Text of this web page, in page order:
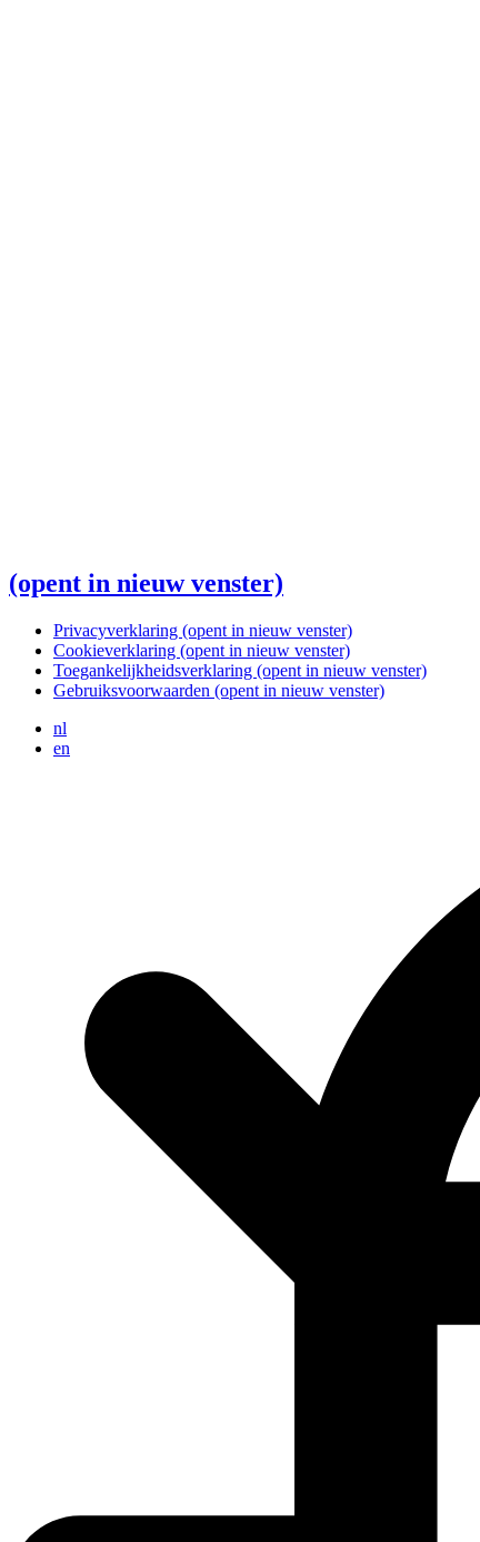
(opent in nieuw venster)
Privacyverklaring (opent in nieuw venster)
Cookieverklaring (opent in nieuw venster)
Toegankelijkheidsverklaring (opent in nieuw venster)
Gebruiksvoorwaarden (opent in nieuw venster)
nl
en